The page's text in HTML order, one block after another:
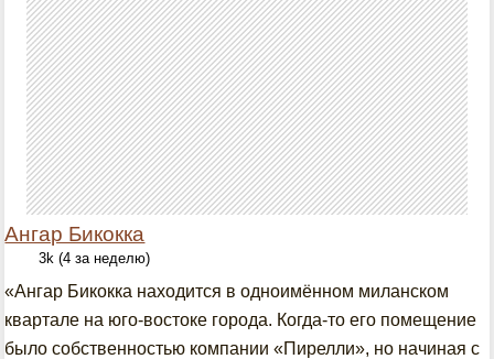
Ангар Бикокка
3k (4 за неделю)
«Ангар Бикокка находится в одноимённом миланском
квартале на юго-востоке города. Когда-то его помещение
было собственностью компании «Пирелли», но начиная с